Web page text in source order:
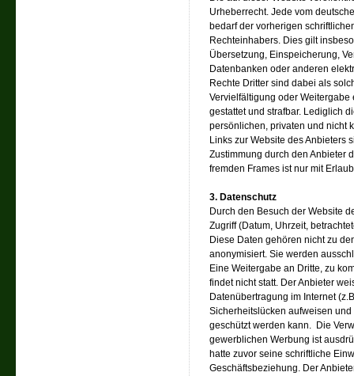
Urheberrecht. Jede vom
bedarf der vorherigen
Rechteinhabers. Dies gilt
Übersetzung, Einspeicherung,
Datenbanken oder anderen
Rechte Dritter sind dabei als
Vervielfältigung oder
gestattet und strafbar. Lediglich
persönlichen, privaten und nicht
Links zur Website des Anbieters
Zustimmung durch den Anbieter
fremden Frames ist nur mit
3. Datenschutz
Durch den Besuch der Website
Zugriff (Datum, Uhrzeit,
Diese Daten gehören nicht zu
anonymisiert. Sie werden
Eine Weitergabe an Dritte, zu
findet nicht statt. Der Anbieter
Datenübertragung im Internet
Sicherheitslücken aufweisen
geschützt werden kann. Die
gewerblichen Werbung ist
hatte zuvor seine schriftliche
Geschäftsbeziehung. Der